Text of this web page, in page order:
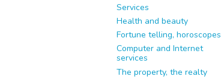
Services
Health and beauty
Fortune telling, horoscopes
Computer and Internet
services
The property, the realty